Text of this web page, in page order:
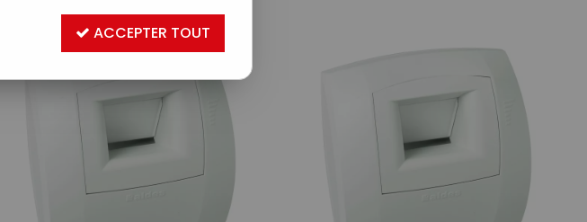
ACCEPTER TOUT